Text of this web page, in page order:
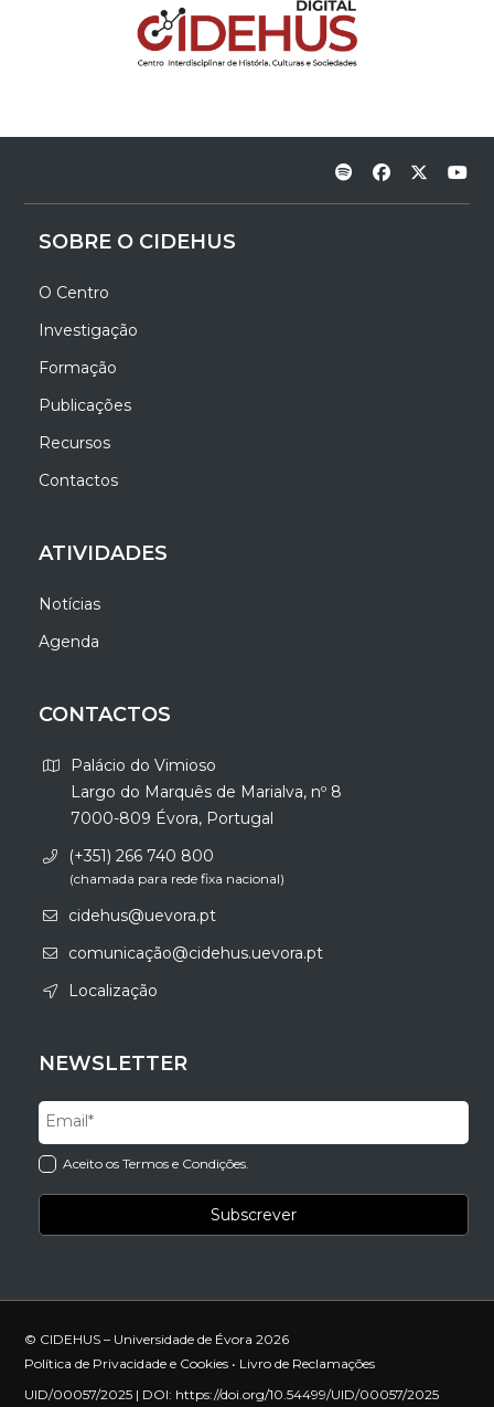
SOBRE O CIDEHUS
O Centro
Investigação
Formação
Publicações
Recursos
Contactos
ATIVIDADES
Notícias
Agenda
CONTACTOS
Palácio do Vimioso
Largo do Marquês de Marialva, nº 8
7000-809 Évora, Portugal
(+351) 266 740 800
(chamada para rede fixa nacional)
cidehus@uevora.pt
comunicação@cidehus.uevora.pt
Localização
NEWSLETTER
Aceito os Termos e Condições.
© CIDEHUS – Universidade de Évora 2026
Política de Privacidade e Cookies • Livro de Reclamações
UID/00057/2025 | DOI: https://doi.org/10.54499/UID/00057/2025